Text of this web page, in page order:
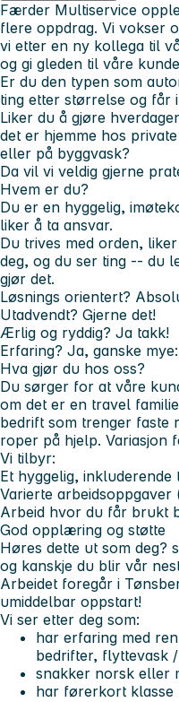
Færder Multiservice
flere oppdrag. Vi vokser
vi etter en ny kollega til
og gi gleden til våre
Er du den typen som
ting etter størrelse og får
Liker du å gjøre
det er hjemme hos
eller på byggvask?
Da vil vi veldig gjerne
Hvem er du?
Du er en hyggelig,
liker å ta ansvar.
Du trives med orden,
deg, og du ser ting -- du
gjør det.
Løsnings orientert?
Utadvendt? Gjerne det!
Ærlig og ryddig? Ja takk!
Erfaring? Ja, ganske
Hva gjør du hos oss?
Du sørger for at våre
om det er en travel
bedrift som trenger faste
roper på hjelp. Variasjon
Vi tilbyr:
Et hyggelig, inkluderende
Varierte arbeidsoppgaver
Arbeid hvor du får brukt
God opplæring og støtte
Høres dette ut som deg?
og kanskje du blir vår
Arbeidet foregår i
umiddelbar oppstart!
Vi ser etter deg som:
har erfaring med
bedrifter, flyttevask
snakker norsk eller
har førerkort klasse